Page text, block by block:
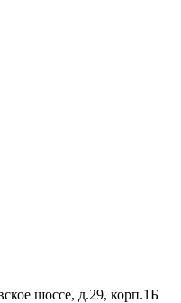
шоссе, д.29, корп.1Б